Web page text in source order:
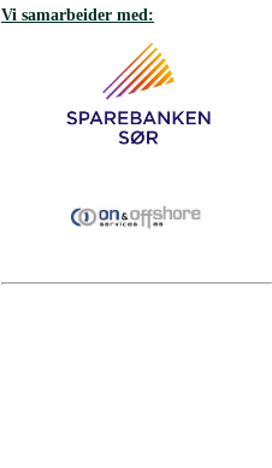
Vi samarbeider med: